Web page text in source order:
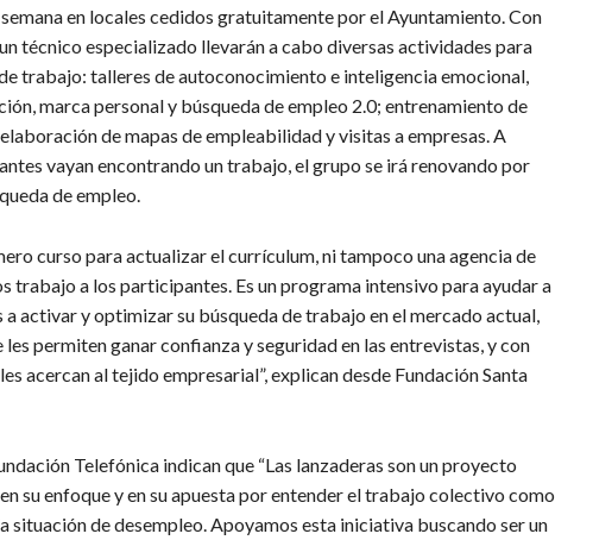
en locales cedidos gratuitamente por el Ayuntamiento. Con
técnico especializado llevarán a cabo diversas actividades para
trabajo: talleres de autoconocimiento e inteligencia emocional,
marca personal y búsqueda de empleo 2.0; entrenamiento de
de mapas de empleabilidad y visitas a empresas. A
vayan encontrando un trabajo, el grupo se irá renovando por
de empleo.
curso para actualizar el currículum, ni tampoco una agencia de
trabajo a los participantes. Es un programa intensivo para ayudar a
a activar y optimizar su búsqueda de trabajo en el mercado actual,
les permiten ganar confianza y seguridad en las entrevistas, y con
acercan al tejido empresarial”, explican desde Fundación Santa
Telefónica indican que “Las lanzaderas son un proyecto
su enfoque y en su apuesta por entender el trabajo colectivo como
situación de desempleo. Apoyamos esta iniciativa buscando ser un